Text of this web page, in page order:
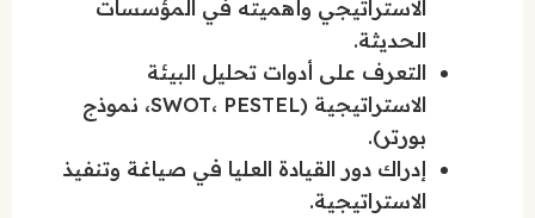
الاستراتيجي وأهميته في المؤسسات
الحديثة.
التعرف على أدوات تحليل البيئة
الاستراتيجية (SWOT، PESTEL، نموذج
بورتر).
إدراك دور القيادة العليا في صياغة وتنفيذ
الاستراتيجية.